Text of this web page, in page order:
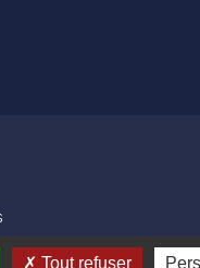
Tout refuser